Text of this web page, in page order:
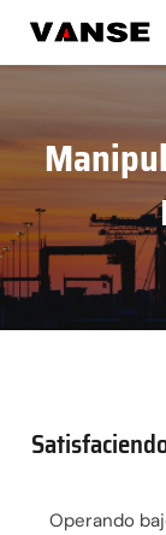
contenido
Operando